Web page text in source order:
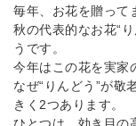
毎年、お花を贈って
秋の代表的なお花“
うです。
今年はこの花を実家
なぜ“りんどう”が敬
きく2つあります。